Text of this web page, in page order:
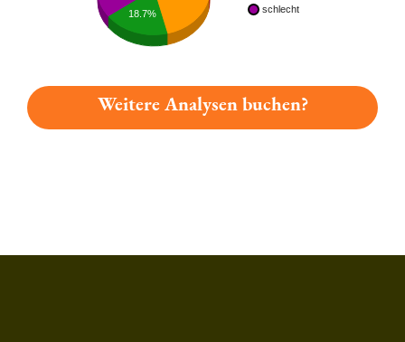
schlecht
18.7%
Weitere Analysen buchen?